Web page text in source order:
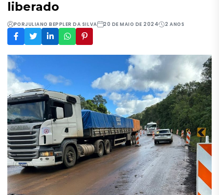
liberado
PORJULIANO BEPPLER DA SILVA 20 DE MAIO DE 2024 2 ANOS